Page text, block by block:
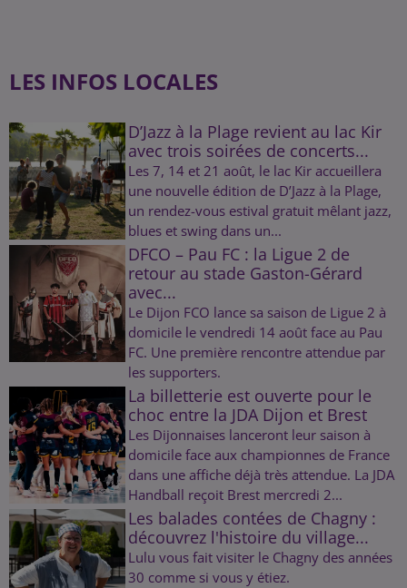
LES INFOS LOCALES
D’Jazz à la Plage revient au lac Kir
avec trois soirées de concerts...
Les 7, 14 et 21 août, le lac Kir accueillera
une nouvelle édition de D’Jazz à la Plage,
un rendez-vous estival gratuit mêlant jazz,
blues et swing dans un...
DFCO – Pau FC : la Ligue 2 de
retour au stade Gaston-Gérard
avec...
Le Dijon FCO lance sa saison de Ligue 2 à
domicile le vendredi 14 août face au Pau
FC. Une première rencontre attendue par
les supporters.
La billetterie est ouverte pour le
choc entre la JDA Dijon et Brest
Les Dijonnaises lanceront leur saison à
domicile face aux championnes de France
dans une affiche déjà très attendue. La JDA
Handball reçoit Brest mercredi 2...
Les balades contées de Chagny :
découvrez l'histoire du village...
Lulu vous fait visiter le Chagny des années
30 comme si vous y étiez.